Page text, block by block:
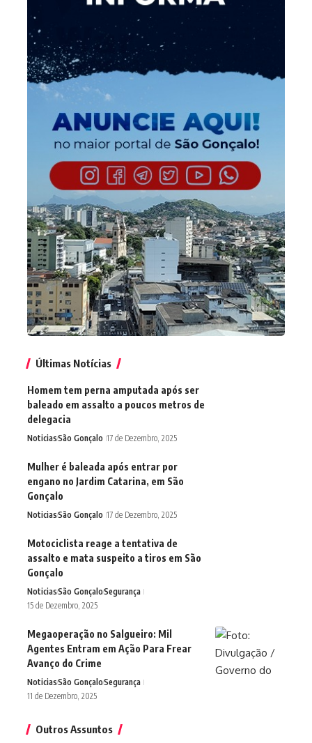
Últimas Notícias
Homem tem perna amputada após ser
baleado em assalto a poucos metros de
delegacia
NoticiasSão Gonçalo 17 de Dezembro, 2025
Mulher é baleada após entrar por
engano no Jardim Catarina, em São
Gonçalo
NoticiasSão Gonçalo 17 de Dezembro, 2025
Motociclista reage a tentativa de
assalto e mata suspeito a tiros em São
Gonçalo
NoticiasSão GonçaloSegurança
15 de Dezembro, 2025
Megaoperação no Salgueiro: Mil
Agentes Entram em Ação Para Frear
Avanço do Crime
NoticiasSão GonçaloSegurança
11 de Dezembro, 2025
Outros Assuntos